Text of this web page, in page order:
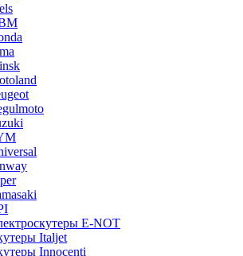
E-NOT
Italjet
Innocenti